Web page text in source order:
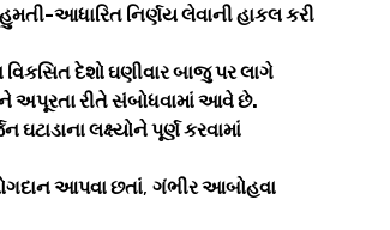
આધારિત નિર્ણય લેવાની હાકલ કરી
દેશો ઘણીવાર બાજુ પર લાગે
રીતે સંબોધવામાં આવે છે.
લક્ષ્યોને પૂર્ણ કરવામાં
આપવા છતાં, ગંભીર આબોહવા